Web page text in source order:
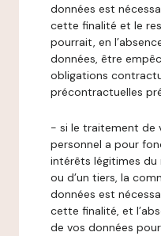
données est
cette finalité et le
pourrait, en
données, être
obligations
précontractuelles
- si le traitement de
personnel a pour
intérêts légitimes
ou d’un tiers, la
données est
cette finalité, et
de vos données